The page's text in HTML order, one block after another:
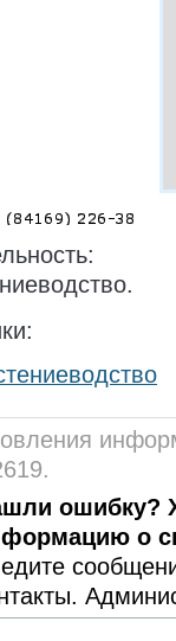
ошибку?
о